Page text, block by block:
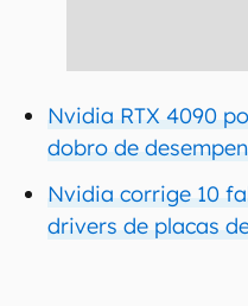
Nvidia RTX 4090
dobro de
Nvidia corrige 10
drivers de placas